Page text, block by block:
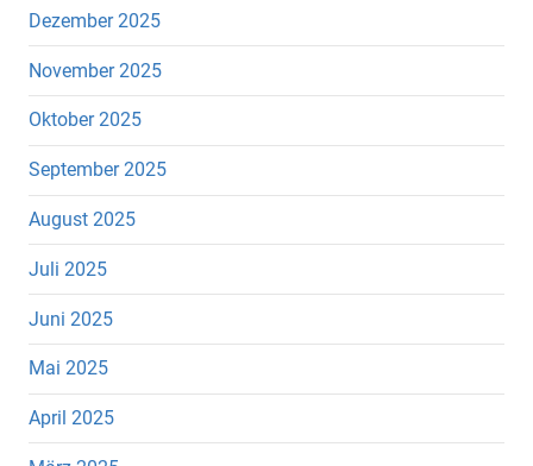
Dezember 2025
November 2025
Oktober 2025
September 2025
August 2025
Juli 2025
Juni 2025
Mai 2025
April 2025